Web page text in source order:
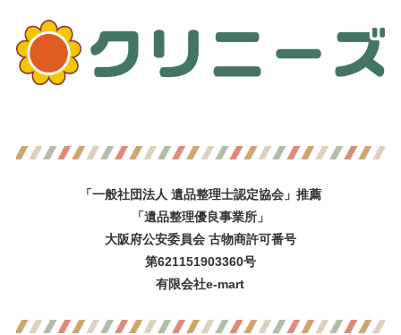
「一般社団法人 遺品整理士認定協会」推薦
「遺品整理優良事業所」
大阪府公安委員会 古物商許可番号
第621151903360号
有限会社e-mart